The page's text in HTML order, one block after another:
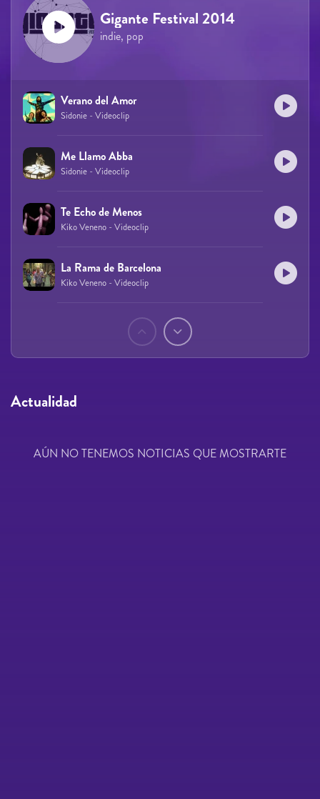
Gigante Festival 2014
indie, pop
Verano del Amor
Sidonie - Videoclip
Me Llamo Abba
Sidonie - Videoclip
Te Echo de Menos
Kiko Veneno - Videoclip
La Rama de Barcelona
Kiko Veneno - Videoclip
Actualidad
AÚN NO TENEMOS NOTICIAS QUE MOSTRARTE